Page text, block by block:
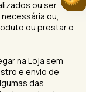
ou ser
ou,
ou prestar o
na Loja sem
e envio de
das